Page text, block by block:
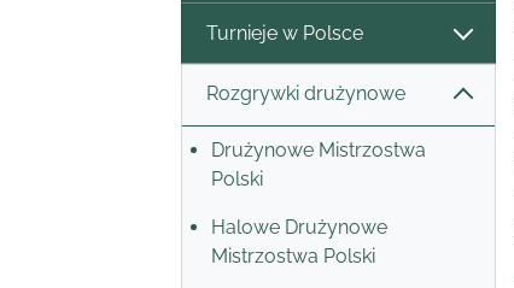
Turnieje w Polsce
Rozgrywki drużynowe
Drużynowe Mistrzostwa
Polski
Halowe Drużynowe
Mistrzostwa Polski